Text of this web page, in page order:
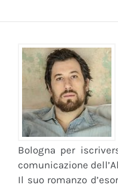
Bologna per
comunicazione
Il suo romanzo